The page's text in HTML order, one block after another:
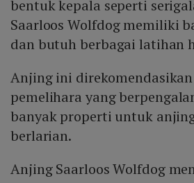
bentuk kepala seperti
Saarloos Wolfdog memiliki
dan butuh berbagai latihan
Anjing ini
pemelihara yang
banyak properti untuk
berlarian.
Anjing Saarloos Wolfdog